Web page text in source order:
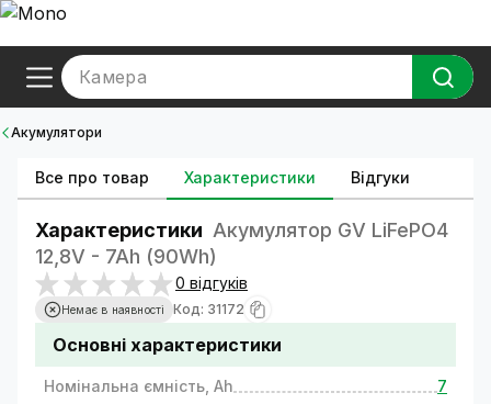
Камера
Акумулятори
Все про товар Характеристики Відгуки
Характеристики Акумулятор GV LiFePO4
12,8V - 7Ah (90Wh)
0 відгуків
Немає в наявності Код: 31172
Основні характеристики
Номінальна ємність, Ah 7